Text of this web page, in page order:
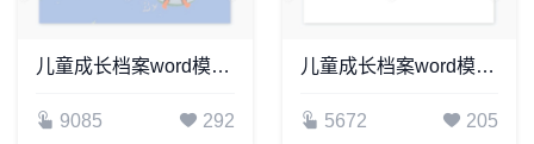
儿童成长档案word模板成长档案学生word成长手册(4)
9085 292
儿童成长档案word模板成长档案学生word成长手册(7)
5672 205